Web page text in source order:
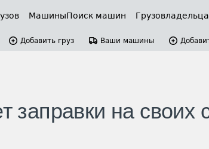
МашиныПоиск машин
Добавить груз Ваши машины
заправки на своих